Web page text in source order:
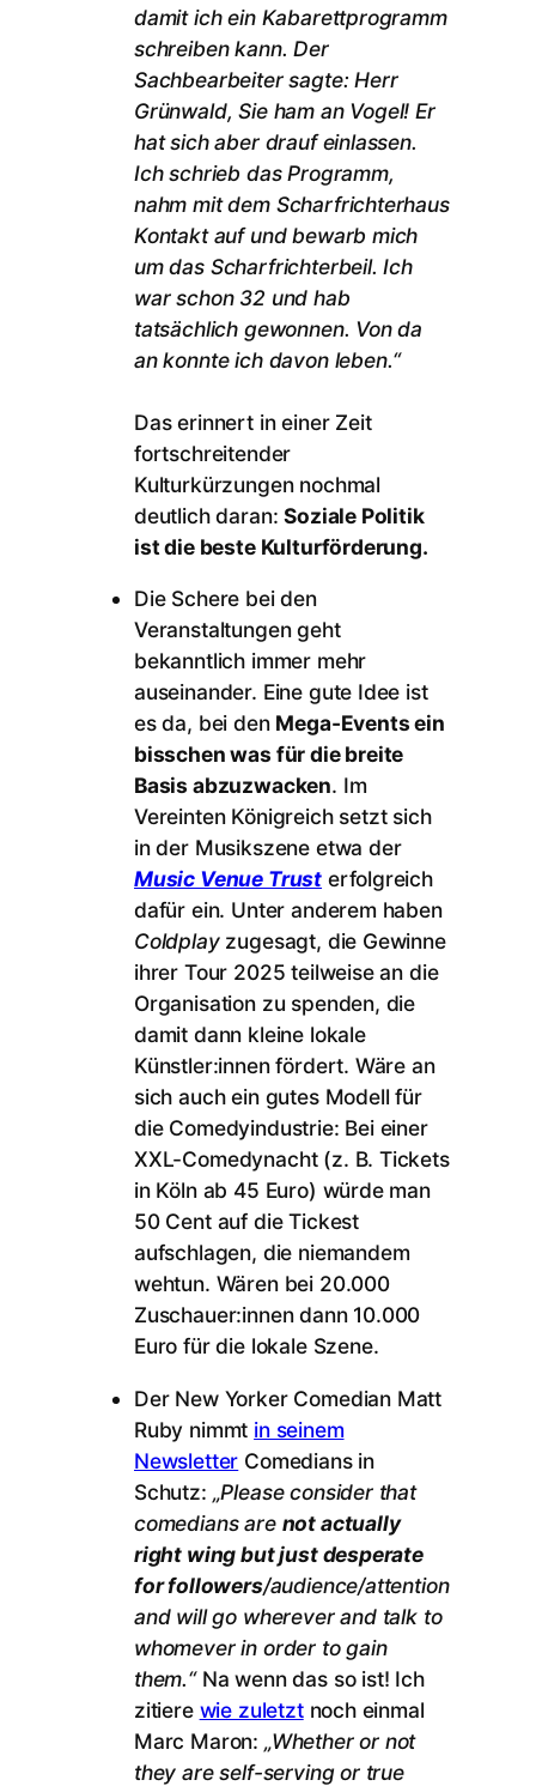
damit ich ein Kabarettprogramm
schreiben kann. Der
Sachbearbeiter sagte: Herr
Grünwald, Sie ham an Vogel! Er
hat sich aber drauf einlassen.
Ich schrieb das Programm,
nahm mit dem Scharfrichterhaus
Kontakt auf und bewarb mich
um das Scharfrichterbeil. Ich
war schon 32 und hab
tatsächlich gewonnen. Von da
an konnte ich davon leben.“
Das erinnert in einer Zeit
fortschreitender
Kulturkürzungen nochmal
deutlich daran:Soziale Politik
ist die beste Kulturförderung.
Die Schere bei den
Veranstaltungen geht
bekanntlich immer mehr
auseinander. Eine gute Idee ist
es da, bei den Mega-Events ein
bisschen was für die breite
Basis abzuzwacken. Im
Vereinten Königreich setzt sich
in der Musikszene etwa der
Music Venue Trust erfolgreich
dafür ein. Unter anderem haben
Coldplayzugesagt, die Gewinne
ihrer Tour 2025 teilweise an die
Organisation zu spenden, die
damit dann kleine lokale
Künstler:innen fördert. Wäre an
sich auch ein gutes Modell für
die Comedyindustrie: Bei einer
XXL-Comedynacht (z. B. Tickets
in Köln ab 45 Euro) würde man
50 Cent auf die Tickest
aufschlagen, die niemandem
wehtun. Wären bei 20.000
Zuschauer:innen dann 10.000
Euro für die lokale Szene.
Der New Yorker Comedian Matt
Ruby nimmt in seinem
Newsletter Comedians in
Schutz: „Please consider that
comedians are not actually
right wing but just desperate
for followers/audience/attention
and will go wherever and talk to
whomever in order to gain
them.“ Na wenn das so ist! Ich
zitiere wie zuletztnoch einmal
Marc Maron: „Whether or not
they are self-serving or true